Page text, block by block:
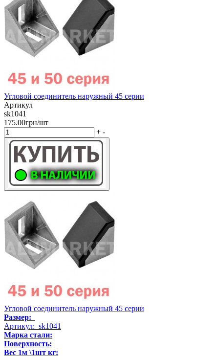
Угловой соединитель наружный 45 серии
Артикул
sk1041
175.00грн/шт
+ -
Угловой соединитель наружный 45 серии
Размер:
Артикул: sk1041
Марка стали:
Поверхность:
Вес 1м \1шт кг: